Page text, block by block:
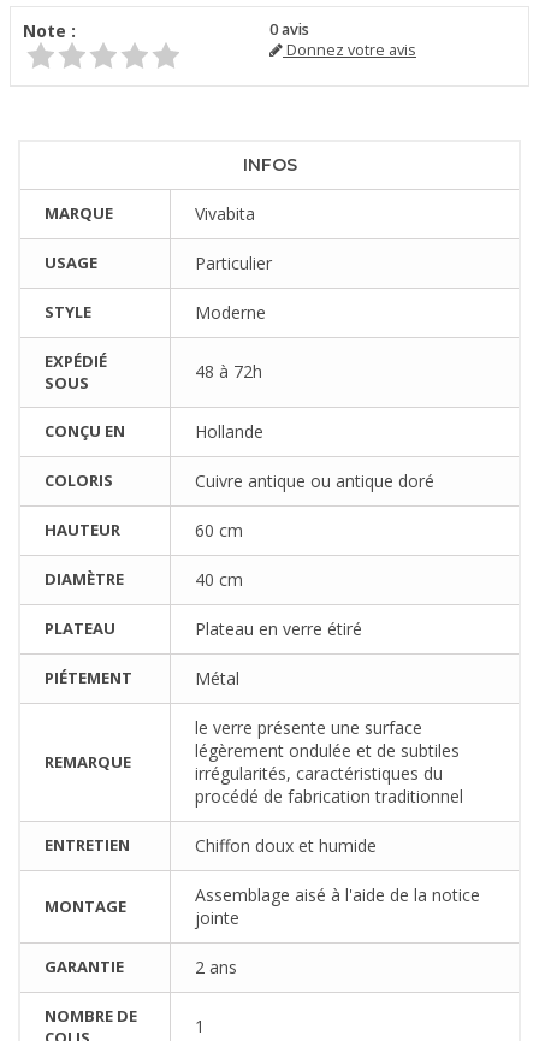
Note : 0avis
Donnez votre avis
INFOS
MARQUE Vivabita
USAGE Particulier
STYLE Moderne
EXPÉDIÉ
SOUS
48 à 72h
CONÇU EN Hollande
COLORIS Cuivre antique ou antique doré
HAUTEUR 60 cm
DIAMÈTRE 40 cm
PLATEAU Plateau en verre étiré
PIÉTEMENT Métal
REMARQUE
le verre présente une surface
légèrement ondulée et de subtiles
irrégularités, caractéristiques du
procédé de fabrication traditionnel
ENTRETIEN Chiffon doux et humide
MONTAGE
Assemblage aisé à l'aide de la notice
jointe
GARANTIE 2 ans
NOMBRE DE
1